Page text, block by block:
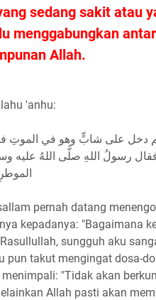
sedang sakit atau
menggabungkan
Allah.
'anhu:
دخل على شابٍّ وهو في الموتِ
فقال رسولُ اللهِ صلَّى اللهُ عليه
pernah datang
kepadanya: "Bagaimana
sungguh aku
pun takut mengingat dosa-
"Tidak akan
Allah pasti akan